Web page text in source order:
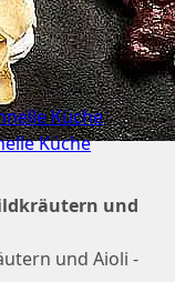
Küche
Küche
und
und Aioli -